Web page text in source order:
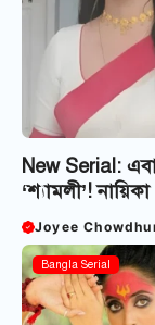
New Serial:
‘শ্যামলী’!
Joyee
Bangla Serial